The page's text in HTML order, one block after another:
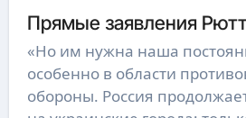
Прямые заявления
«Но им нужна наша
особенно в области
обороны. Россия